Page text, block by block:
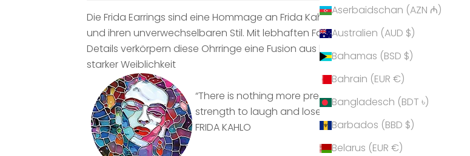
Aserbaidschan (AZN ₼)
Australien (AUD $)
Bahamas (BSD $)
Bahrain (EUR €)
Bangladesch (BDT ৳)
Barbados (BBD $)
Belarus (EUR €)
Die Frida Earrings sind eine Hommage an Frida Kahlos kraftvolle Symbolik
und ihren unverwechselbaren Stil. Mit lebhaften Farben und kunstvollen
Details verkörpern diese Ohrringe eine Fusion aus künstlerischer Freiheit und
starker Weiblichkeit
“There is nothing more precious than laughter– it is
strength to laugh and lose oneself, to be light.”
FRIDA KAHLO